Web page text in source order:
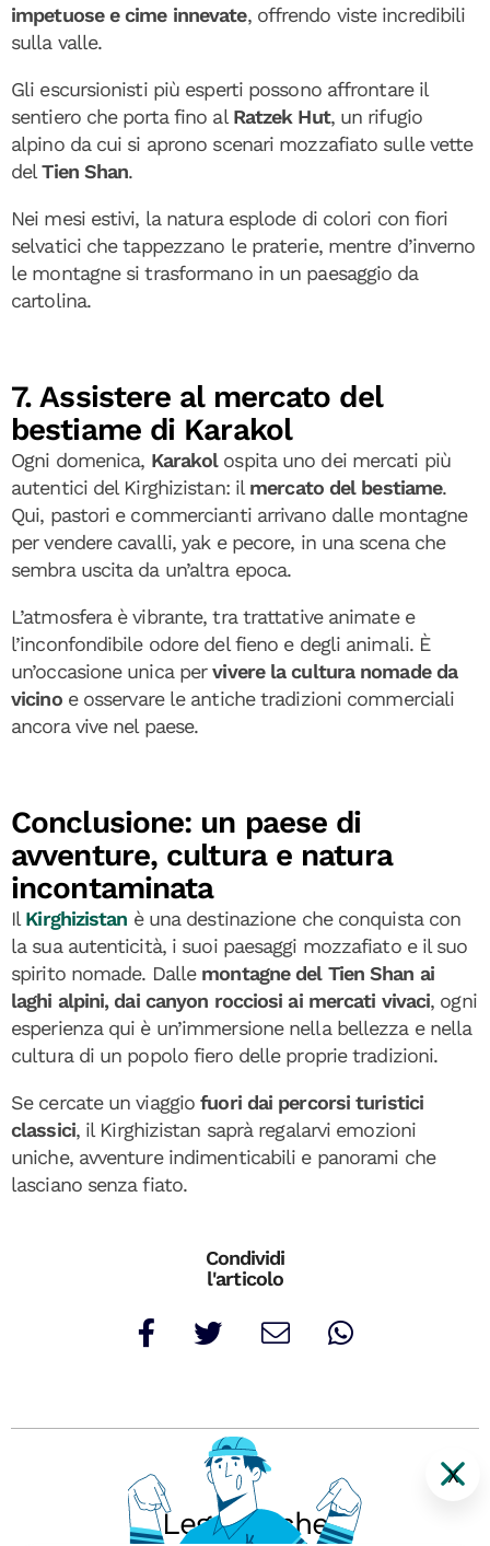
impetuose e cime innevate, offrendo viste incredibili
sulla valle.
Gli escursionisti più esperti possono affrontare il
sentiero che porta fino al Ratzek Hut, un rifugio
alpino da cui si aprono scenari mozzafiato sulle vette
delTien Shan.
Nei mesi estivi, la natura esplode di colori con fiori
selvatici che tappezzano le praterie, mentre d’inverno
le montagne si trasformano in un paesaggio da
cartolina.
7. Assistere al mercato del
bestiame di Karakol
Ogni domenica, Karakolospita uno dei mercati più
autentici del Kirghizistan: il mercato del bestiame.
Qui, pastori e commercianti arrivano dalle montagne
per vendere cavalli, yak e pecore, in una scena che
sembra uscita da un’altra epoca.
L’atmosfera è vibrante, tra trattative animate e
l’inconfondibile odore del fieno e degli animali. È
un’occasione unica pervivere la cultura nomade da
vicinoe osservare le antiche tradizioni commerciali
ancora vive nel paese.
Conclusione: un paese di
avventure, cultura e natura
incontaminata
Il Kirghizistan è una destinazione che conquista con
la sua autenticità, i suoi paesaggi mozzafiato e il suo
spirito nomade. Dalle montagne del Tien Shan ai
laghi alpini, dai canyon rocciosi ai mercati vivaci, ogni
esperienza qui è un’immersione nella bellezza e nella
cultura di un popolo fiero delle proprie tradizioni.
Se cercate un viaggiofuori dai percorsi turistici
classici, il Kirghizistan saprà regalarvi emozioni
uniche, avventure indimenticabili e panorami che
lasciano senza fiato.
Condividi
l'articolo
Leggi anche
X